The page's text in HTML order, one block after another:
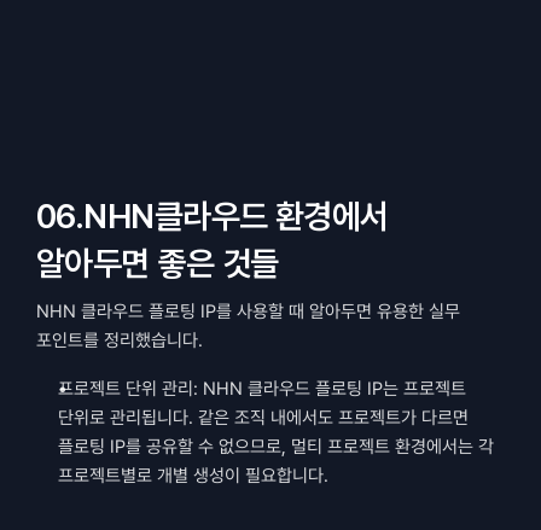
06.NHN클라우드 환경에서
알아두면 좋은 것들
NHN 클라우드 플로팅 IP를 사용할 때 알아두면 유용한 실무
포인트를 정리했습니다.
프로젝트 단위 관리: NHN 클라우드 플로팅 IP는 프로젝트
단위로 관리됩니다. 같은 조직 내에서도 프로젝트가 다르면
플로팅 IP를 공유할 수 없으므로, 멀티 프로젝트 환경에서는 각
프로젝트별로 개별 생성이 필요합니다.